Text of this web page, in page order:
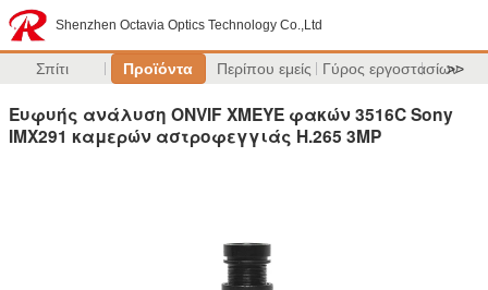
Shenzhen Octavia Optics Technology Co.,Ltd
Σπίτι Προϊόντα Περίπου εμείς Γύρος εργοστασίων
>>
Ευφυής ανάλυση ONVIF XMEYE φακών 3516C Sony
IMX291 καμερών αστροφεγγιάς H.265 3MP